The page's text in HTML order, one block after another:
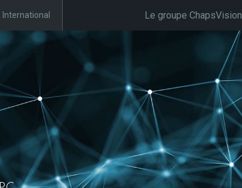
International Le groupe ChapsVision